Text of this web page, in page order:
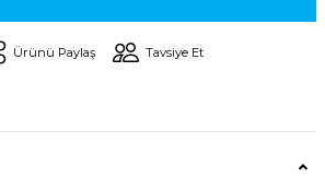
Ürünü Paylaş Tavsiye Et